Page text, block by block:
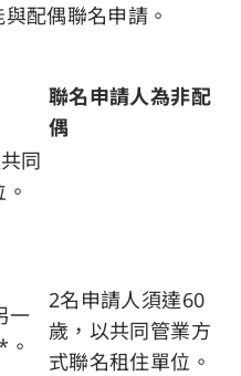
配偶聯名申請。
聯名申請人為非配
偶
同
一
2名申請人須達60
歲，以共同管業方
式聯名租住單位。